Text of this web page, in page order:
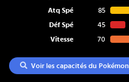
Atq Spé
85
Déf Spé
45
Vitesse
70
Voir les capacités du Pokémon